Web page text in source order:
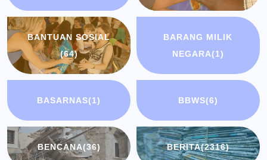
BANTUAN SOSIAL
(64)
BARANG MILIK
NEGARA(1)
BASARNAS(1) BBWS(6)
BENCANA(36) BERITA(2316)